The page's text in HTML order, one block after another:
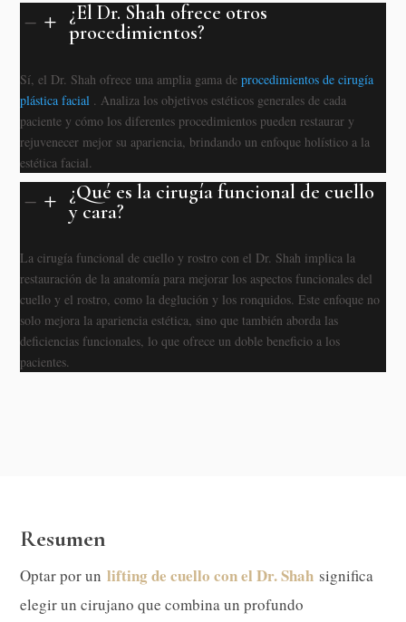
K L
¿El Dr. Shah ofrece otros
procedimientos?
Sí, el Dr. Shah ofrece una amplia gama deprocedimientos de cirugía
plástica facial . Analiza los objetivos estéticos generales de cada
paciente y cómo los diferentes procedimientos pueden restaurar y
rejuvenecer mejor su apariencia, brindando un enfoque holístico a la
estética facial.
K L
¿Qué es la cirugía funcional de cuello
y cara?
La cirugía funcional de cuello y rostro con el Dr. Shah implica la
restauración de la anatomía para mejorar los aspectos funcionales del
cuello y el rostro, como la deglución y los ronquidos. Este enfoque no
solo mejora la apariencia estética, sino que también aborda las
deficiencias funcionales, lo que ofrece un doble beneficio a los
pacientes.
Resumen
Optar por unlifting de cuello con el Dr. Shah significa
elegir un cirujano que combina un profundo